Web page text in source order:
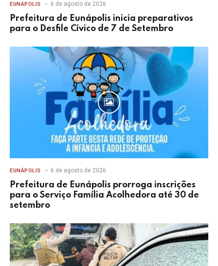
EUNÁPOLIS 6 de agosto de 2026
Prefeitura de Eunápolis inicia preparativos
para o Desfile Cívico de 7 de Setembro
EUNÁPOLIS 6 de agosto de 2026
Prefeitura de Eunápolis prorroga inscrições
para o Serviço Família Acolhedora até 30 de
setembro